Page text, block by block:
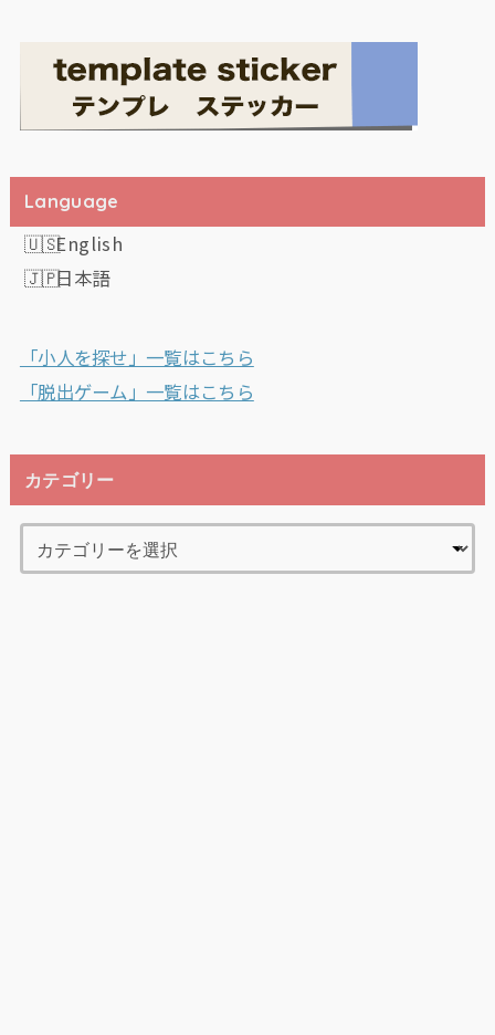
Language
English
日本語
「小人を探せ」一覧はこちら
「脱出ゲーム」一覧はこちら
カテゴリー